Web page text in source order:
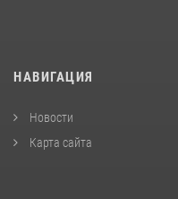
НАВИГАЦИЯ
Новости
Карта сайта